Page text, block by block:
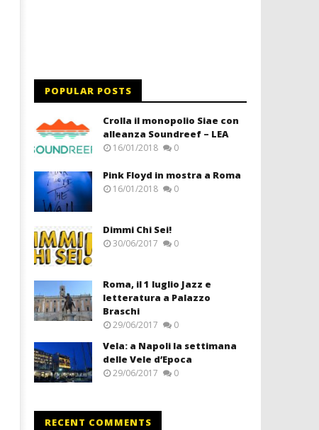
POPULAR POSTS
Crolla il monopolio Siae con
alleanza Soundreef – LEA
16/01/2018 0
Pink Floyd in mostra a Roma
16/01/2018 0
Dimmi Chi Sei!
30/06/2017 0
Roma, il 1 luglio Jazz e
letteratura a Palazzo
Braschi
29/06/2017 0
Vela: a Napoli la settimana
delle Vele d’Epoca
29/06/2017 0
RECENT COMMENTS